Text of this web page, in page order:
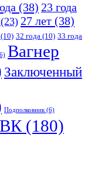
(38) 23 года
(23) 27 лет (38)
(10) 32 года (10) 33 года
Вагнер
Заключенный
Подполковник (6)
(180)